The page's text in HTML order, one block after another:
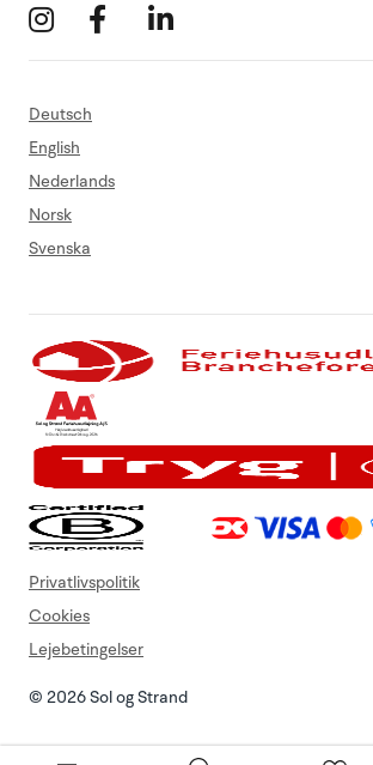
Deutsch
English
Nederlands
Norsk
Svenska
© 2026 Sol og Strand
Privatlivspolitik
Cookies
Lejebetingelser